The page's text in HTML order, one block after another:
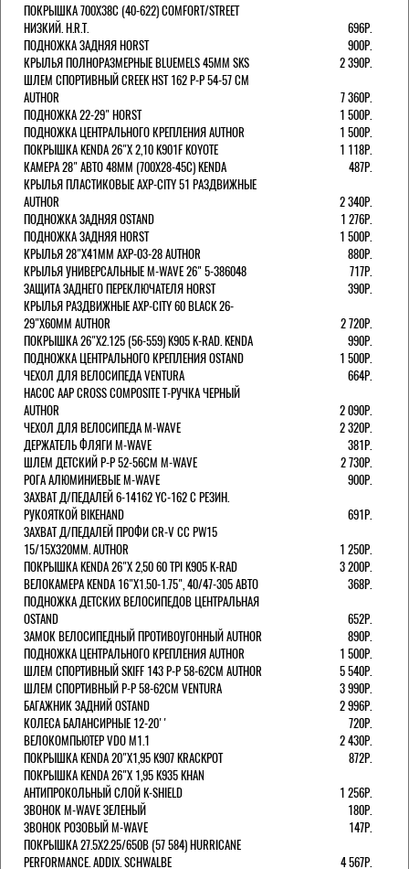
ПОКРЫШКА 700X38С (40-622) COMFORT/STREET
НИЗКИЙ. H.R.T.
696Р.
ПОДНОЖКА ЗАДНЯЯ HORST
900Р.
КРЫЛЬЯ ПОЛНОРАЗМЕРНЫЕ BLUEMELS 45MM SKS
2 390Р.
ШЛЕМ СПОРТИВНЫЙ CREEK HST 162 Р-Р 54-57 СМ
AUTHOR
7 360Р.
ПОДНОЖКА 22-29" HORST
1 500Р.
ПОДНОЖКА ЦЕНТРАЛЬНОГО КРЕПЛЕНИЯ AUTHOR
1 500Р.
ПОКРЫШКА KENDA 26"Х 2,10 K901F KOYOTE
1 118Р.
КАМЕРА 28" АВТО 48ММ (700Х28-45С) KENDA
487Р.
КРЫЛЬЯ ПЛАСТИКОВЫЕ AXP-CITY 51 РАЗДВИЖНЫЕ
AUTHOR
2 340Р.
ПОДНОЖКА ЗАДНЯЯ OSTAND
1 276Р.
ПОДНОЖКА ЗАДНЯЯ HORST
1 500Р.
КРЫЛЬЯ 28"Х41ММ AXP-03-28 AUTHOR
880Р.
КРЫЛЬЯ УНИВЕРСАЛЬНЫЕ M-WAVE 26" 5-386048
717Р.
ЗАЩИТА ЗАДНЕГО ПЕРЕКЛЮЧАТЕЛЯ HORST
390Р.
КРЫЛЬЯ РАЗДВИЖНЫЕ AXP-CITY 60 BLACK 26-
29"Х60ММ AUTHOR
2 720Р.
ПОКРЫШКА 26"Х2.125 (56-559) K905 K-RAD. KENDA
990Р.
ПОДНОЖКА ЦЕНТРАЛЬНОГО КРЕПЛЕНИЯ OSTAND
1 500Р.
ЧЕХОЛ ДЛЯ ВЕЛОСИПЕДА VENTURA
664Р.
НАСОС AAP CROSS COMPOSITE Т-РУЧКА ЧЕРНЫЙ
AUTHOR
2 090Р.
ЧЕХОЛ ДЛЯ ВЕЛОСИПЕДА M-WAVE
2 320Р.
ДЕРЖАТЕЛЬ ФЛЯГИ M-WAVE
381Р.
ШЛЕМ ДЕТСКИЙ Р-Р 52-56СМ M-WAVE
2 730Р.
РОГА АЛЮМИНИЕВЫЕ M-WAVE
900Р.
ЗАХВАТ Д/ПЕДАЛЕЙ 6-14162 YC-162 С РЕЗИН.
РУКОЯТКОЙ BIKEHAND
691Р.
ЗАХВАТ Д/ПЕДАЛЕЙ ПРОФИ CR-V CC PW15
15/15X320ММ. AUTHOR
1 250Р.
ПОКРЫШКА KENDA 26"Х 2,50 60 TPI K905 K-RAD
3 200Р.
ВЕЛОКАМЕРА KENDA 16"Х1.50-1.75", 40/47-305 АВТО
368Р.
ПОДНОЖКА ДЕТСКИХ ВЕЛОСИПЕДОВ ЦЕНТРАЛЬНАЯ
OSTAND
652Р.
ЗАМОК ВЕЛОСИПЕДНЫЙ ПРОТИВОУГОННЫЙ AUTHOR
890Р.
ПОДНОЖКА ЦЕНТРАЛЬНОГО КРЕПЛЕНИЯ AUTHOR
1 500Р.
ШЛЕМ СПОРТИВНЫЙ SKIFF 143 Р-Р 58-62СМ AUTHOR
5 540Р.
ШЛЕМ СПОРТИВНЫЙ Р-Р 58-62СМ VENTURA
3 990Р.
БАГАЖНИК ЗАДНИЙ OSTAND
2 996Р.
КОЛЕСА БАЛАНСИРНЫЕ 12-20''
720Р.
ВЕЛОКОМПЬЮТЕР VDO M1.1
2 430Р.
ПОКРЫШКА KENDA 20"Х1,95 K907 KRACKPOT
872Р.
ПОКРЫШКА KENDA 26"Х 1,95 K935 KHAN
АНТИПРОКОЛЬНЫЙ СЛОЙ K-SHIELD
1 256Р.
ЗВОНОК M-WAVE ЗЕЛЕНЫЙ
180Р.
ЗВОНОК РОЗОВЫЙ M-WAVE
147Р.
ПОКРЫШКА 27.5X2.25/650B (57 584) HURRICANE
PERFORMANCE. ADDIX. SCHWALBE
4 567Р.